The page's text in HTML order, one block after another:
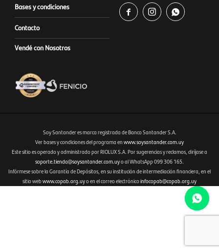
Bases y condiciones
Contacto
Vendé con Nosotros
  
Fenicio eCommerce Uruguay
Soy Santander es marca registrada de Banco Santander S.A.
Ver bases y condiciones del programa en www.soysantander.com.uy
Este sitio es operado y administrado por RIOLUX S.A. Por sugerencias y reclamos, diríjase a
soporte.tienda@soysantander.com.uyo al WhatsApp 099 306 165.
Infórmese sobre la Garantía de Depósitos, en su institución de intermediación financiera, en el
sitio webwww.copab.org.uyo en el correo electrónicoinfocopab@copab.org.uy